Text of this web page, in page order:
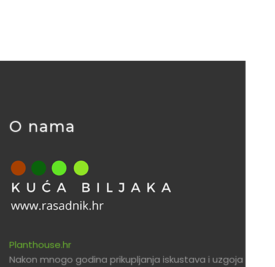
O nama
Planthouse.hr
Nakon mnogo godina prikupljanja iskustava i uzgoja